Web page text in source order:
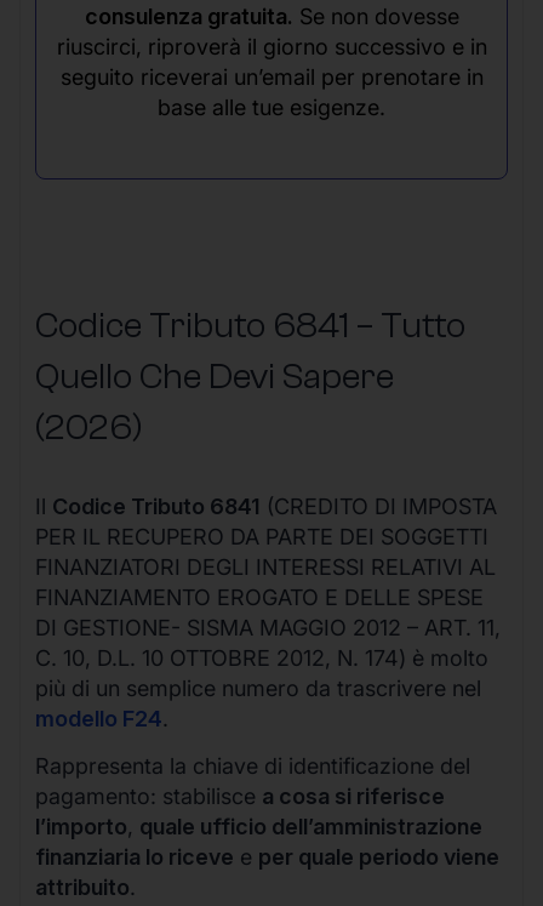
consulenza gratuita. Se non dovesse
riuscirci, riproverà il giorno successivo e in
seguito riceverai un’email per prenotare in
base alle tue esigenze.
Codice Tributo 6841 – Tutto
Quello Che Devi Sapere
(2026)
Il Codice Tributo 6841 (CREDITO DI IMPOSTA
PER IL RECUPERO DA PARTE DEI SOGGETTI
FINANZIATORI DEGLI INTERESSI RELATIVI AL
FINANZIAMENTO EROGATO E DELLE SPESE
DI GESTIONE- SISMA MAGGIO 2012 – ART. 11,
C. 10, D.L. 10 OTTOBRE 2012, N. 174) è molto
più di un semplice numero da trascrivere nel
modello F24.
Rappresenta la chiave di identificazione del
pagamento: stabilisce a cosa si riferisce
l’importo, quale ufficio dell’amministrazione
finanziaria lo riceve e per quale periodo viene
attribuito.